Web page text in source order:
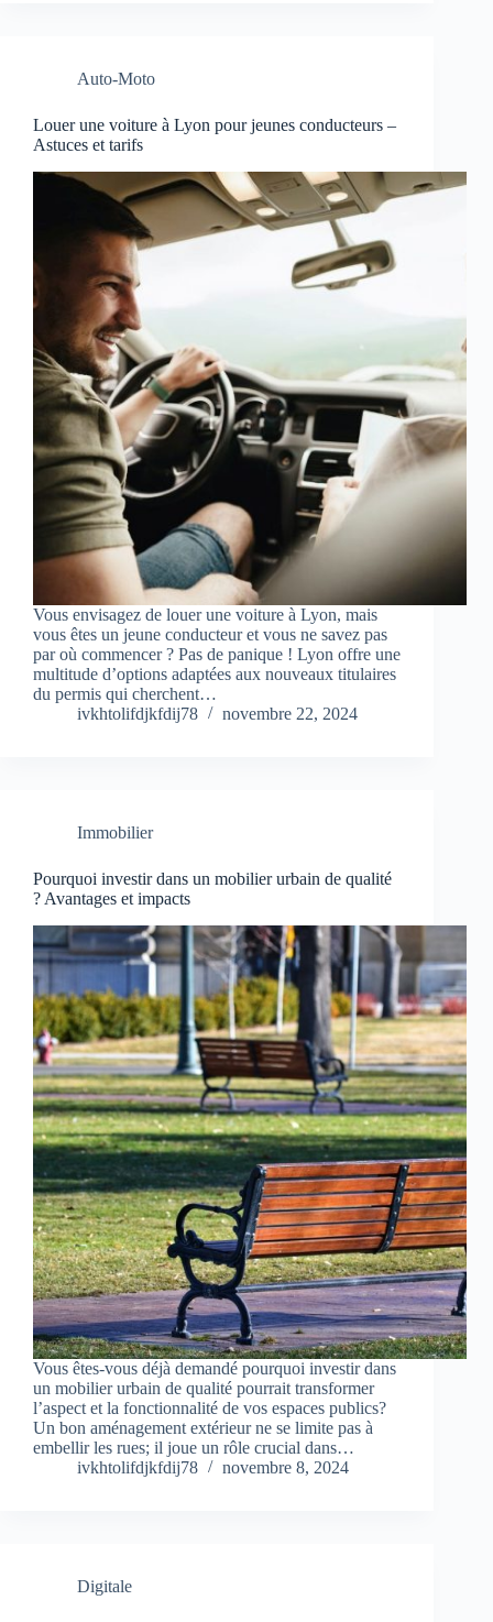
Auto-Moto
Louer une voiture à Lyon pour jeunes conducteurs –
Astuces et tarifs
Vous envisagez de louer une voiture à Lyon, mais
vous êtes un jeune conducteur et vous ne savez pas
par où commencer ? Pas de panique ! Lyon offre une
multitude d’options adaptées aux nouveaux titulaires
du permis qui cherchent…
ivkhtolifdjkfdij78
novembre 22, 2024
Immobilier
Pourquoi investir dans un mobilier urbain de qualité
? Avantages et impacts
Vous êtes-vous déjà demandé pourquoi investir dans
un mobilier urbain de qualité pourrait transformer
l’aspect et la fonctionnalité de vos espaces publics?
Un bon aménagement extérieur ne se limite pas à
embellir les rues; il joue un rôle crucial dans…
ivkhtolifdjkfdij78
novembre 8, 2024
Digitale